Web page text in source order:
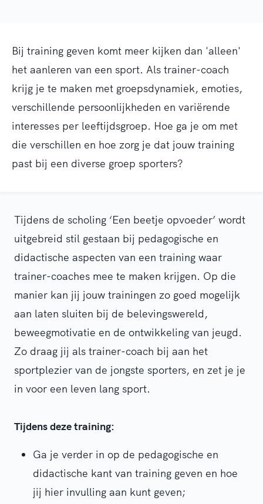
Bij training geven komt meer kijken dan 'alleen'
het aanleren van een sport. Als trainer-coach
krijg je te maken met groepsdynamiek, emoties,
verschillende persoonlijkheden en variërende
interesses per leeftijdsgroep. Hoe ga je om met
die verschillen en hoe zorg je dat jouw training
past bij een diverse groep sporters?
Tijdens de scholing ‘Een beetje opvoeder’ wordt
uitgebreid stil gestaan bij pedagogische en
didactische aspecten van een training waar
trainer-coaches mee te maken krijgen. Op die
manier kan jij jouw trainingen zo goed mogelijk
aan laten sluiten bij de belevingswereld,
beweegmotivatie en de ontwikkeling van jeugd.
Zo draag jij als trainer-coach bij aan het
sportplezier van de jongste sporters, en zet je je
in voor een leven lang sport.
Tijdens deze training:
Ga je verder in op de pedagogische en
didactische kant van training geven en hoe
jij hier invulling aan kunt geven;